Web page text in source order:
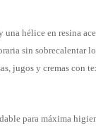
hélice en resina
sin sobrecalentar
jugos y cremas con
para máxima